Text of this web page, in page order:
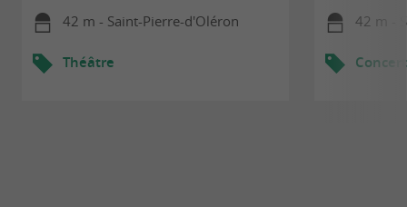
42 m - Saint-Pierre-d'Oléron
Théâtre
42 m -